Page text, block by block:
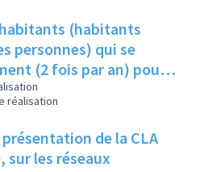
(habitants
personnes) qui se
(2 fois par an) pour
Contrat de Ville
réalisation
de la CLA
sur les réseaux